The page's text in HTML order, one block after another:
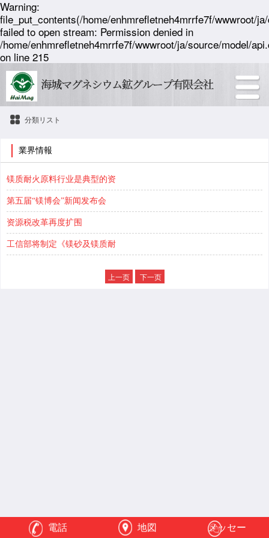
Warning:
file_put_contents(/home/enhmrefletneh4mrrfe7f/wwwroot/
failed to open stream: Permission denied in
/home/enhmrefletneh4mrrfe7f/wwwroot/ja/source/model/
on line 215
分類リスト
業界情報
镁质耐火原料行业是典型的资
第五届“镁博会”新闻发布会
资源税改革再度扩围
工信部将制定《镁砂及镁质耐
上一页 下一页
電話 地図 メッセー